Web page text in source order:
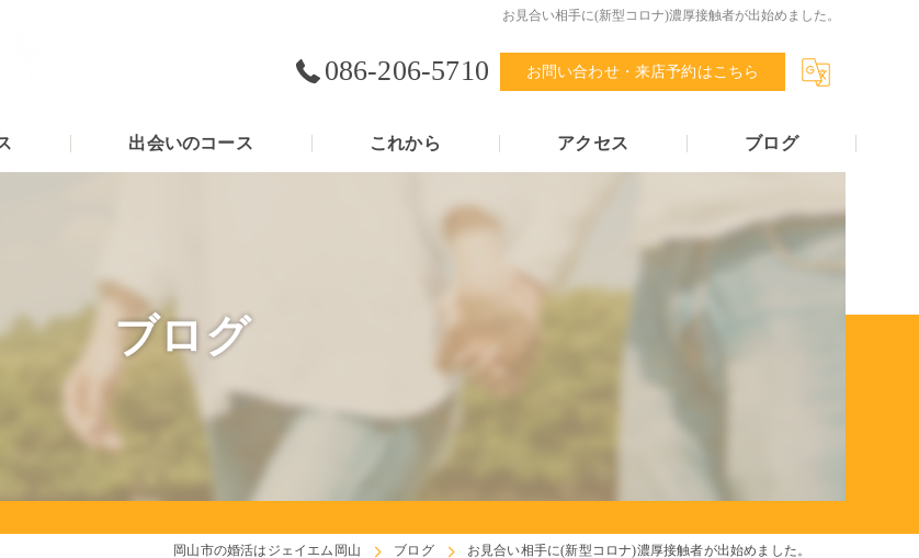
お見合い相手に(新型コロナ)濃厚接触者が出始めました。
086-206-5710 お問い合わせ・来店予約はこちら
出会いのコース これから アクセス ブログ
ブログ
岡山市の婚活はジェイエム岡山 ブログ お見合い相手に(新型コロナ)濃厚接触者が出始めました。